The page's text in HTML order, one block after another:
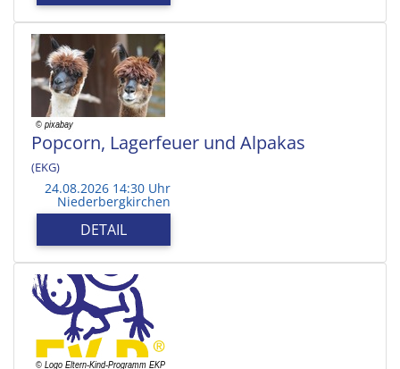
Popcorn, Lagerfeuer und Alpakas
(EKG)
24.08.2026 14:30 Uhr
Niederbergkirchen
DETAIL